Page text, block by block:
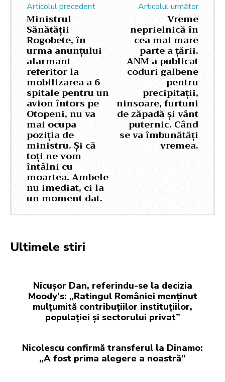
Articolul precedent
Ministrul
Sănătății
Rogobete, în
urma anunțului
alarmant
referitor la
mobilizarea a 6
spitale pentru un
avion întors pe
Otopeni, nu va
mai ocupa
poziția de
ministru. Și că
toți ne vom
întâlni cu
moartea. Ambele
nu imediat, ci la
un moment dat.
Articolul următor
Vreme
neprielnică în
cea mai mare
parte a țării.
ANM a publicat
coduri galbene
pentru
precipitații,
ninsoare, furtuni
de zăpadă și vânt
puternic. Când
se va îmbunătăți
vremea.
Ultimele stiri
Nicușor Dan, referindu-se la decizia
Moody’s: „Ratingul României menținut
mulțumită contribuțiilor instituțiilor,
populației și sectorului privat”
Nicolescu confirmă transferul la Dinamo:
„A fost prima alegere a noastră”